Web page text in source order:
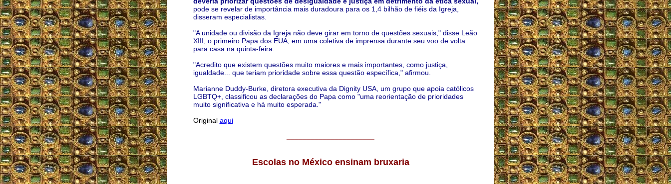
pode se revelar de importância mais duradoura para os 1,4 bilhão de fiéis da Igreja,
disseram especialistas.
"A unidade ou divisão da Igreja não deve girar em torno de questões sexuais," disse Leão
XIII, o primeiro Papa dos EUA, em uma coletiva de imprensa durante seu voo de volta
para casa na quinta-feira.
"Acredito que existem questões muito maiores e mais importantes, como justiça,
igualdade... que teriam prioridade sobre essa questão específica," afirmou.
Marianne Duddy-Burke, diretora executiva da Dignity USA, um grupo que apoia católicos
LGBTQ+, classificou as declarações do Papa como "uma reorientação de prioridades
muito significativa e há muito esperada."
Original aqui
Escolas no México ensinam bruxaria